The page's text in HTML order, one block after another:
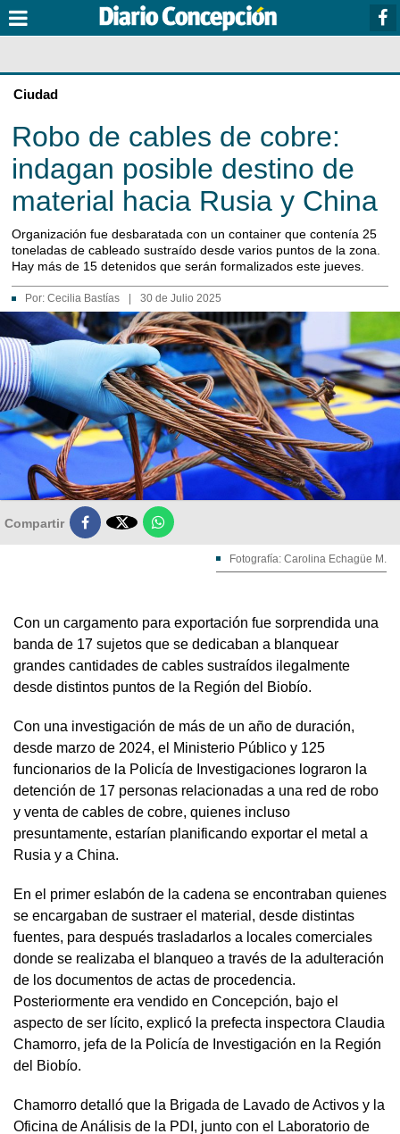
Ciudad
Robo de cables de cobre:
indagan posible destino de
material hacia Rusia y China
Organización fue desbaratada con un container que contenía 25
toneladas de cableado sustraído desde varios puntos de la zona.
Hay más de 15 detenidos que serán formalizados este jueves.
Por: Cecilia Bastías 30 de Julio 2025
Compartir 
Fotografía: Carolina Echagüe M.
Con un cargamento para exportación fue sorprendida una
banda de 17 sujetos que se dedicaban a blanquear
grandes cantidades de cables sustraídos ilegalmente
desde distintos puntos de la Región del Biobío.
Con una investigación de más de un año de duración,
desde marzo de 2024, el Ministerio Público y 125
funcionarios de la Policía de Investigaciones lograron la
detención de 17 personas relacionadas a una red de robo
y venta de cables de cobre, quienes incluso
presuntamente, estarían planificando exportar el metal a
Rusia y a China.
En el primer eslabón de la cadena se encontraban quienes
se encargaban de sustraer el material, desde distintas
fuentes, para después trasladarlos a locales comerciales
donde se realizaba el blanqueo a través de la adulteración
de los documentos de actas de procedencia.
Posteriormente era vendido en Concepción, bajo el
aspecto de ser lícito, explicó la prefecta inspectora Claudia
Chamorro, jefa de la Policía de Investigación en la Región
del Biobío.
Chamorro detalló que la Brigada de Lavado de Activos y la
Oficina de Análisis de la PDI, junto con el Laboratorio de